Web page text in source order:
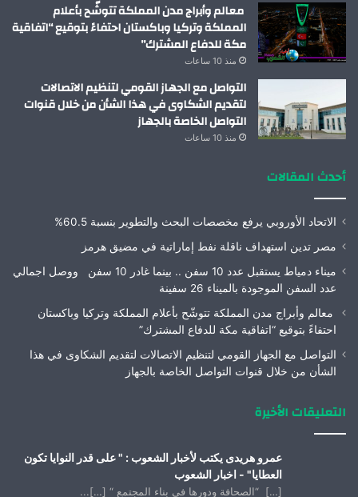
معالم وأبراج مدن المملكة تتوشّح بأعلام
المملكة وتركيا وباكستان احتفاءً بتوقيع “اتفاقية
مكة للدفاع المشترك”
منذ 10 ساعات
التواصل مع الجهاز القومي لتنظيم الاتصالات
لتقديم الشكاوى في هذا الشأن من خلال قنوات
التواصل الخاصة بالجهاز
منذ 10 ساعات
أحدث المقالات
الاتحاد الأوروبي يرفع مخصصات البحث والتطوير بنسبة 60.5%
مصر تدين استهداف ناقلة نفط إماراتية في مضيق هرمز
ميناء دمياط يستقبل عدد 10 سفن .. بينما غادر 10 سفن ووصل اجمالي
عدد السفن الموجودة بالميناء 26 سفينة
معالم وأبراج مدن المملكة تتوشّح بأعلام المملكة وتركيا وباكستان
احتفاءً بتوقيع “اتفاقية مكة للدفاع المشترك”
التواصل مع الجهاز القومي لتنظيم الاتصالات لتقديم الشكاوى في هذا
الشأن من خلال قنوات التواصل الخاصة بالجهاز
التعليقات الأخيرة
عمرو هريدى يكتب لأخبار الشعوب : " على قدر النوايا تكون
العطايا" - اخبار الشعوب
[…] “الصحافة ودورها فى بناء المجتمع “ […]...